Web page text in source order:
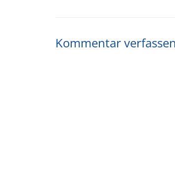
Kommentar verfassen